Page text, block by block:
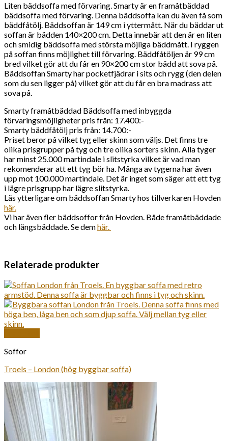
Liten bäddsoffa med förvaring. Smarty är en framåtbäddad
bäddsoffa med förvaring. Denna bäddsoffa kan du även få som
bäddfåtölj. Bäddsoffan är 149 cm i yttermått. När du bäddar ut
soffan är bädden 140×200 cm. Detta innebär att den är en liten
och smidig bäddsoffa med största möjliga bäddmått. I ryggen
på soffan finns möjlighet till förvaring. Bäddfåtöljen är 99 cm
bred vilket gör att du får en 90×200 cm stor bädd att sova på.
Bäddsoffan Smarty har pocketfjädrar i sits och rygg (den delen
som du sen ligger på) vilket gör att du får en bra madrass att
sova på.
Smarty framåtbäddad Bäddsoffa med inbyggda
förvaringsmöjligheter pris från: 17.400:-
Smarty bäddfåtölj pris från: 14.700:-
Priset beror på vilket tyg eller skinn som väljs. Det finns tre
olika prisgrupper på tyg och tre olika sorters skinn. Alla tyger
har minst 25.000 martindale i slitstyrka vilket är vad man
rekomenderar att ett tyg bör ha. Många av tygerna har även
upp mot 100.000 martindale. Det är inget som säger att ett tyg
i lägre prisgrupp har lägre slitstyrka.
Läs ytterligare om bäddsoffan Smarty hos tillverkaren Hovden
här.
Vi har även fler bäddsoffor från Hovden. Både framåtbäddade
och längsbäddade. Se demhär.
Relaterade produkter
Soffor
Troels – London (hög byggbar soffa)